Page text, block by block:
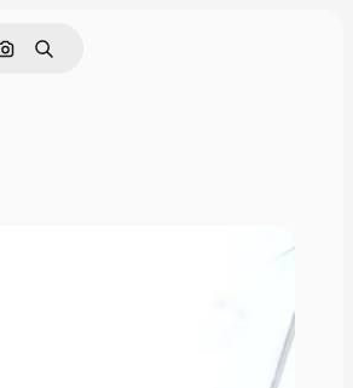
Поиск по изображению
Поиск